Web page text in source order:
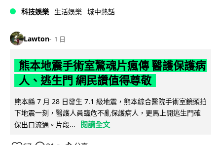
科技娛樂 生活娛樂 城中熱話
Lawton 1 日
熊本地震手術室驚魂片瘋傳 醫護保護病
人、逃生門 網民讚值得尊敬
熊本縣 7 月 28 日發生 7.1 級地震，熊本綜合醫院手術室鏡頭拍
下地震一刻，醫護人員臨危不亂保護病人，更馬上開逃生門確
保出口流通。片段...
閱讀全文